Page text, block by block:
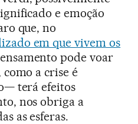
e emoção
que, no
em que vivem os
pode voar
a crise é
terá efeitos
nos obriga a
as esferas.